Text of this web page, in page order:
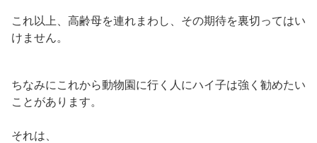
これ以上、高齢母を連れまわし、その期待を裏切ってはい
けません。
ちなみにこれから動物園に行く人にハイ子は強く勧めたい
ことがあります。
それは、